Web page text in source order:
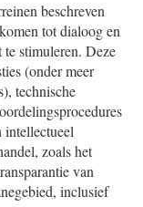
beschreven
tot dialoog en
stimuleren. Deze
(onder meer
technische
intellectueel
zoals het
van
inclusief